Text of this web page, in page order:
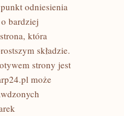
odniesienia
bardziej
która
składzie.
strony jest
może